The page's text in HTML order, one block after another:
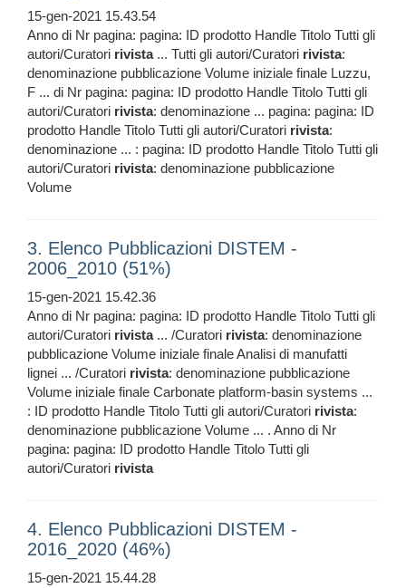
15-gen-2021 15.43.54
Anno di Nr pagina: pagina: ID prodotto Handle Titolo Tutti gli
autori/Curatori rivista... Tutti gli autori/Curatori rivista:
denominazione pubblicazione Volume iniziale finale Luzzu,
F ... di Nr pagina: pagina: ID prodotto Handle Titolo Tutti gli
autori/Curatori rivista: denominazione ... pagina: pagina: ID
prodotto Handle Titolo Tutti gli autori/Curatori rivista:
denominazione ... : pagina: ID prodotto Handle Titolo Tutti gli
autori/Curatori rivista: denominazione pubblicazione
Volume
3. Elenco Pubblicazioni DISTEM -
2006_2010 (51%)
15-gen-2021 15.42.36
Anno di Nr pagina: pagina: ID prodotto Handle Titolo Tutti gli
autori/Curatori rivista... /Curatori rivista: denominazione
pubblicazione Volume iniziale finale Analisi di manufatti
lignei ... /Curatori rivista: denominazione pubblicazione
Volume iniziale finale Carbonate platform-basin systems ...
: ID prodotto Handle Titolo Tutti gli autori/Curatori rivista:
denominazione pubblicazione Volume ... . Anno di Nr
pagina: pagina: ID prodotto Handle Titolo Tutti gli
autori/Curatori rivista
4. Elenco Pubblicazioni DISTEM -
2016_2020 (46%)
15-gen-2021 15.44.28